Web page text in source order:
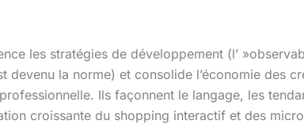
les stratégies de développement (l’
la norme) et consolide l’économie des
Ils façonnent le langage, les
croissante du shopping interactif et des